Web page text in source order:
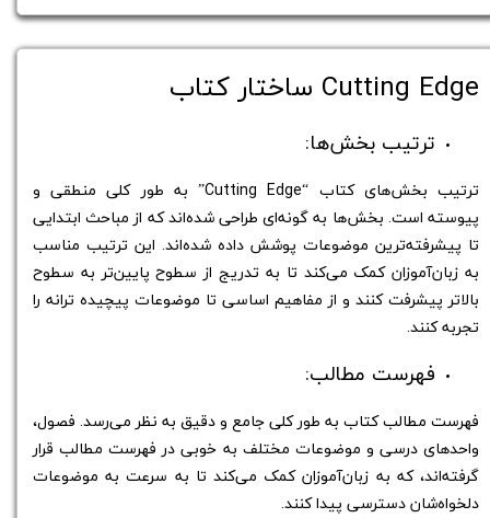
ترتیب بخش‌های کتاب “Cutting Edge” به طور کلی منطقی و
پیوسته است. بخش‌ها به گونه‌ای طراحی شده‌اند که از مباحث ابتدایی
تا پیشرفته‌ترین موضوعات پوشش داده شده‌اند. این ترتیب مناسب
به زبان‌آموزان کمک می‌کند تا به تدریج از سطوح پایین‌تر به سطوح
بالاتر پیشرفت کنند و از مفاهیم اساسی تا موضوعات پیچیده ترانه را
تجربه کنند.
ترتیب بخش‌ها:
فهرست مطالب کتاب به طور کلی جامع و دقیق به نظر می‌رسد. فصول،
واحدهای درسی و موضوعات مختلف به خوبی در فهرست مطالب قرار
گرفته‌اند، که به زبان‌آموزان کمک می‌کند تا به سرعت به موضوعات
دلخواه‌شان دسترسی پیدا کنند.
فهرست مطالب:
ساختار کتاب Cutting Edge